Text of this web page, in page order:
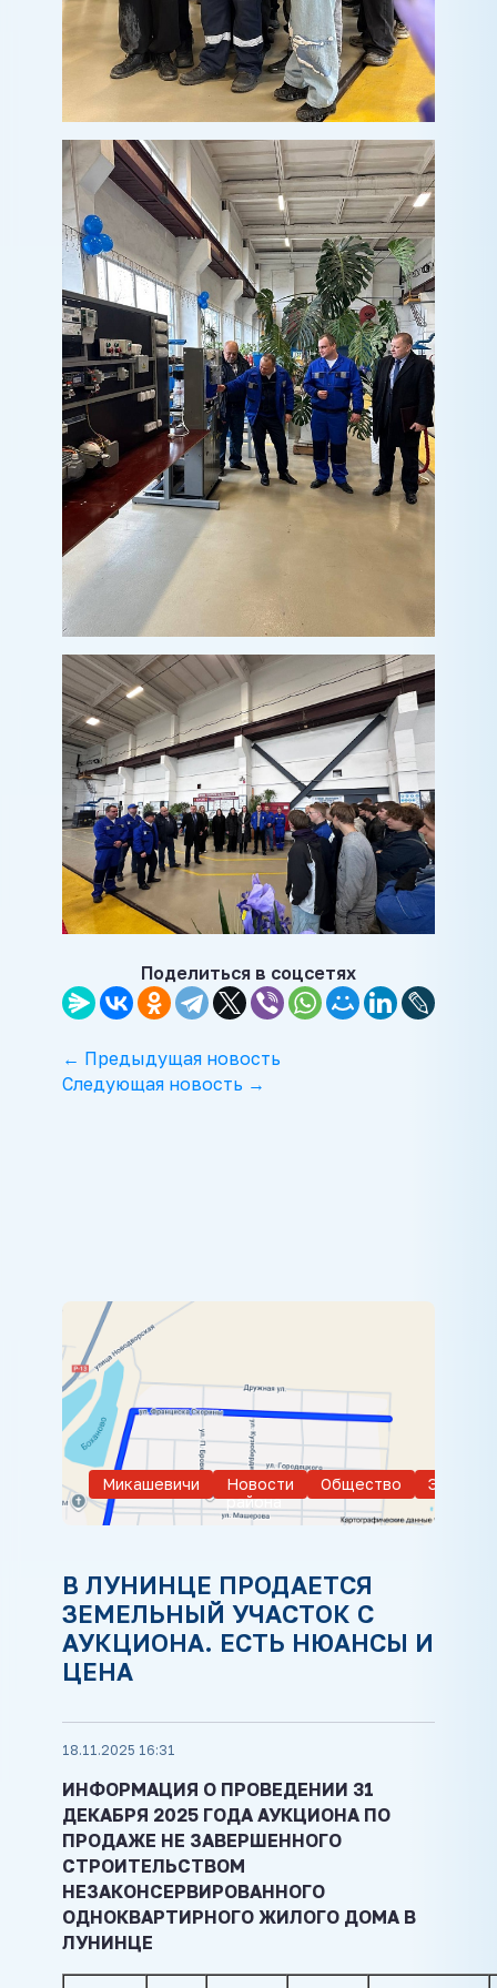
Поделиться в соцсетях
← Предыдущая новость
Следующая новость →
Микашевичи
Новости
района
Общество
В ЛУНИНЦЕ ПРОДАЕТСЯ
ЗЕМЕЛЬНЫЙ УЧАСТОК С
АУКЦИОНА. ЕСТЬ НЮАНСЫ И
ЦЕНА
18.11.2025 16:31
ИНФОРМАЦИЯ О ПРОВЕДЕНИИ 31
ДЕКАБРЯ 2025 ГОДА АУКЦИОНА ПО
ПРОДАЖЕ НЕ ЗАВЕРШЕННОГО
СТРОИТЕЛЬСТВОМ
НЕЗАКОНСЕРВИРОВАННОГО
ОДНОКВАРТИРНОГО ЖИЛОГО ДОМА В
ЛУНИНЦЕ